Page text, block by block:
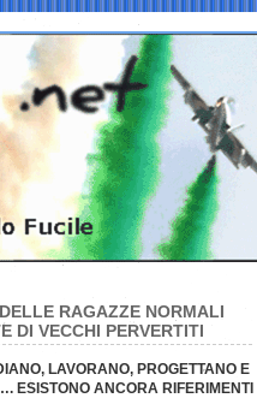
RAGAZZE NORMALI
DI VECCHI PERVERTITI
LAVORANO, PROGETTANO E
ESISTONO ANCORA RIFERIMENTI